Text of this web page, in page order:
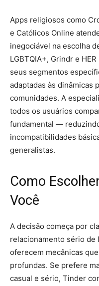
Apps religiosos como
e Católicos Online
inegociável na escolha
LGBTQIA+, Grindr e
seus segmentos
adaptadas às dinâmicas
comunidades. A
todos os usuários
fundamental —
incompatibilidades
generalistas.
Como
Você
A decisão começa por
relacionamento sério de
oferecem mecânicas
profundas. Se prefere
casual e sério, Tinder